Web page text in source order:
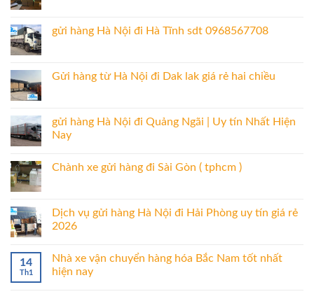
gửi hàng Hà Nội đi Hà Tĩnh sdt 0968567708
Gửi hàng từ Hà Nội đi Dak lak giá rẻ hai chiều
gửi hàng Hà Nội đi Quảng Ngãi | Uy tín Nhất Hiện
Nay
Chành xe gửi hàng đi Sài Gòn ( tphcm )
Dịch vụ gửi hàng Hà Nội đi Hải Phòng uy tín giá rẻ
2026
14
Th1
Nhà xe vận chuyển hàng hóa Bắc Nam tốt nhất
hiện nay